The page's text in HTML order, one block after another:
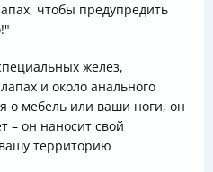
чтобы предупредить
желез,
и около анального
о мебель или ваши ноги, он
– он наносит свой
территорию